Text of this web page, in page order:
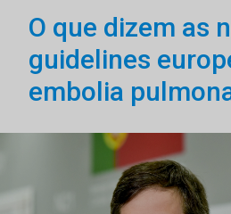
O que dizem as
guidelines
embolia